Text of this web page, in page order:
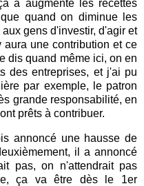
a augmenté les recettes
quand on diminue les
gens d'investir, d'agir et
une contribution et ce
dis quand même ici, on en
des entreprises, et j'ai pu
par exemple, le patron
grande responsabilité, en
prêts à contribuer.
annoncé une hausse de
il a annoncé
pas, on n'attendrait pas
ça va être dès le 1er